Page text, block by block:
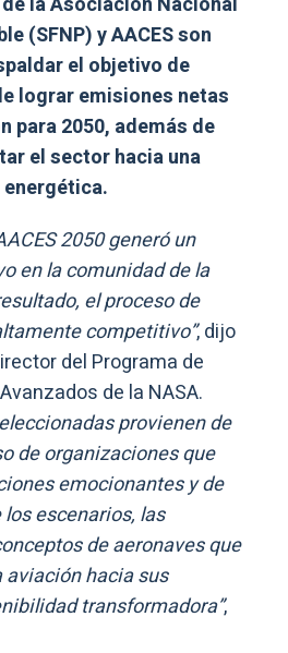
(SFNP) y AACES son
el objetivo de
lograr emisiones netas
para 2050, además de
el sector hacia una
2050 generó un
en la comunidad de la
el proceso de
competitivo”, dijo
del Programa de
de la NASA.
provienen de
de organizaciones que
emocionantes y de
escenarios, las
de aeronaves que
aviación hacia sus
transformadora”,